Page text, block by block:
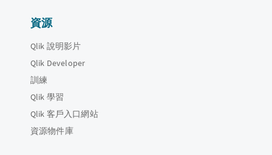
資源
Qlik 說明影片
Qlik Developer
訓練
Qlik 學習
Qlik 客戶入口網站
資源物件庫